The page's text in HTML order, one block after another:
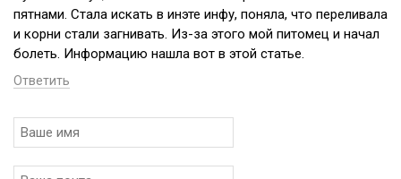
пятнами. Стала искать в инэте инфу, поняла, что переливала
и корни стали загнивать. Из-за этого мой питомец и начал
болеть. Информацию нашла вот в этой статье.
Ответить